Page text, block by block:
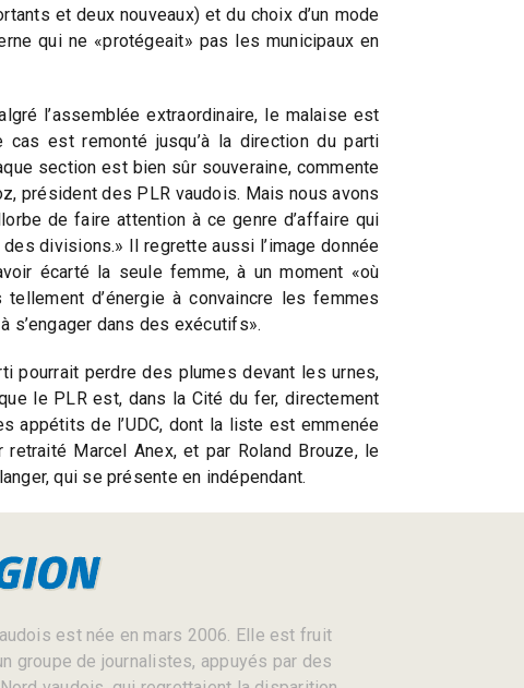
et deux nouveaux) et du choix d’un mode
qui ne «protégeait» pas les municipaux en
l’assemblée extraordinaire, le malaise est
cas est remonté jusqu’à la direction du parti
section est bien sûr souveraine, commente
président des PLR vaudois. Mais nous avons
de faire attention à ce genre d’affaire qui
divisions.» Il regrette aussi l’image donnée
écarté la seule femme, à un moment «où
tellement d’énergie à convaincre les femmes
s’engager dans des exécutifs».
pourrait perdre des plumes devant les urnes,
le PLR est, dans la Cité du fer, directement
appétits de l’UDC, dont la liste est emmenée
retraité Marcel Anex, et par Roland Brouze, le
qui se présente en indépendant.
est née en mars 2006. Elle est fruit
groupe de journalistes, appuyés par des